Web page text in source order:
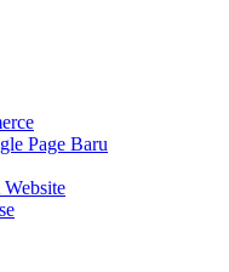
Page Baru